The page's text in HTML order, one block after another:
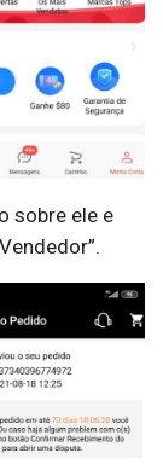
sobre ele e